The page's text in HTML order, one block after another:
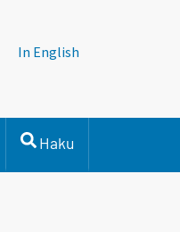
In English
Haku